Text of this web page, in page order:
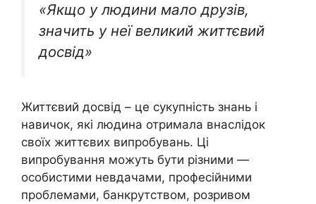
«Якщо у людини мало друзів,
значить у неї великий життєвий
досвід»
Життєвий досвід – це сукупність знань і
навичок, які людина отримала внаслідок
своїх життєвих випробувань. Ці
випробування можуть бути різними —
особистими невдачами, професійними
проблемами, банкрутством, розривом